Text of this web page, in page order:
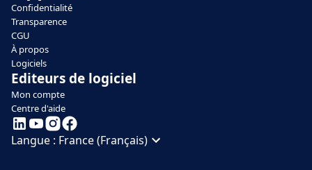
Confidentialité
Transparence
CGU
À propos
Logiciels
Editeurs de logiciel
Mon compte
Centre d'aide
Langue : France (Français)